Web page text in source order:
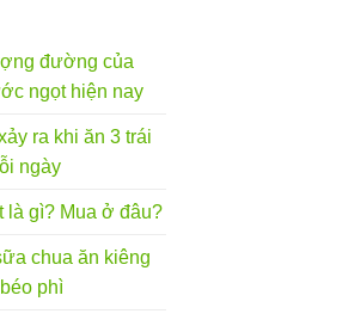
đường của
ngọt hiện nay
ra khi ăn 3 trái
ngày
là gì? Mua ở đâu?
chua ăn kiêng
phì